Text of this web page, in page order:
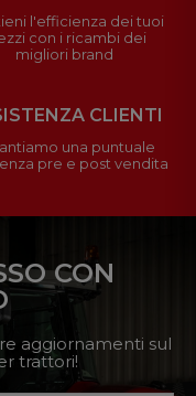
l'efficienza dei tuoi
con i ricambi dei
migliori brand
CLIENTI
una puntuale
pre e post vendita
CON
aggiornamenti sul
trattori!